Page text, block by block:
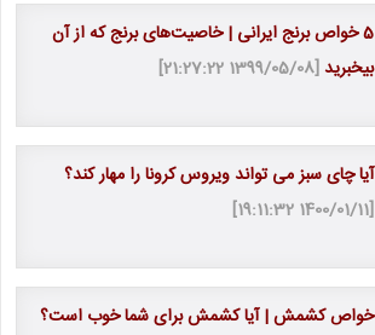
5 خواص برنج ایرانی | خاصیت‎‌های برنج که از آن
بی‎خبرید
[1399/05/08 21:27:22]
آیا چای سبز می تواند ویروس کرونا را مهار کند؟
[1400/01/11 19:11:32]
خواص کشمش | آیا کشمش برای شما خوب است؟